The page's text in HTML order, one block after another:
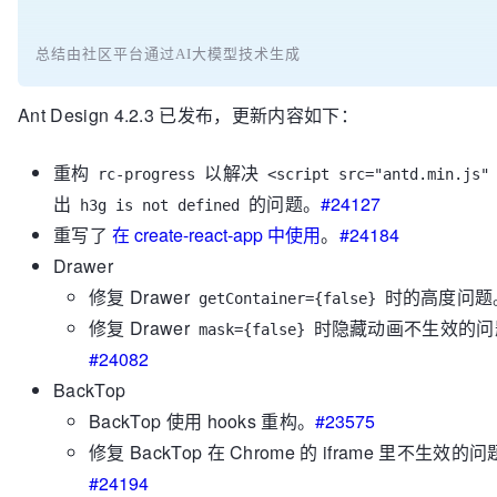
总结由社区平台通过AI大模型技术生成
Ant Design 4.2.3 已发布，更新内容如下：
重构 rc-progress 以解决 <script src="antd.min.js"
出 h3g is not defined 的问题。#24127
重写了在 create-react-app 中使用。 #24184
Drawer
修复 Drawer getContainer={false}
时的高度问
修复 Drawer mask={false}
时隐藏动画不生效的
#24082
BackTop
BackTop 使用 hooks 重构。#23575
修复 BackTop 在 Chrome 的 iframe 里不生效的问
#24194